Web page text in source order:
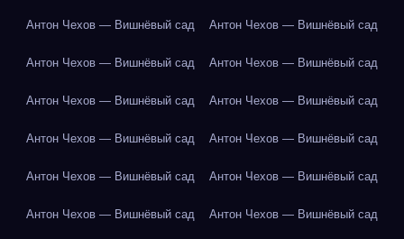
Антон Чехов — Вишнёвый сад Антон Чехов — Вишнёвый сад
Антон Чехов — Вишнёвый сад Антон Чехов — Вишнёвый сад
Антон Чехов — Вишнёвый сад Антон Чехов — Вишнёвый сад
Антон Чехов — Вишнёвый сад Антон Чехов — Вишнёвый сад
Антон Чехов — Вишнёвый сад Антон Чехов — Вишнёвый сад
Антон Чехов — Вишнёвый сад Антон Чехов — Вишнёвый сад